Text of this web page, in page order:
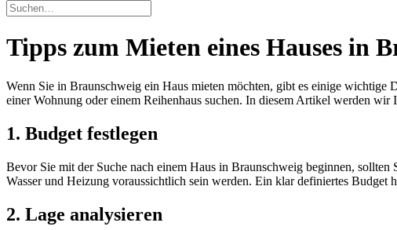
Tipps zum Mieten eines Hauses in
Wenn Sie in Braunschweig ein Haus mieten möchten, gibt es einige
einer Wohnung oder einem Reihenhaus suchen. In diesem Artikel werden
1. Budget festlegen
Bevor Sie mit der Suche nach einem Haus in Braunschweig beginnen,
Wasser und Heizung voraussichtlich sein werden. Ein klar definiertes
2. Lage analysieren